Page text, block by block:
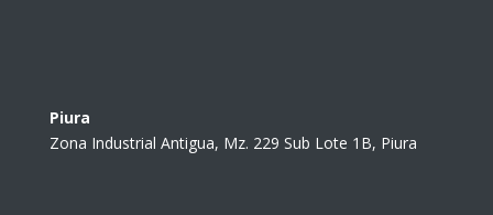
Piura
Zona Industrial Antigua, Mz. 229 Sub Lote 1B, Piura